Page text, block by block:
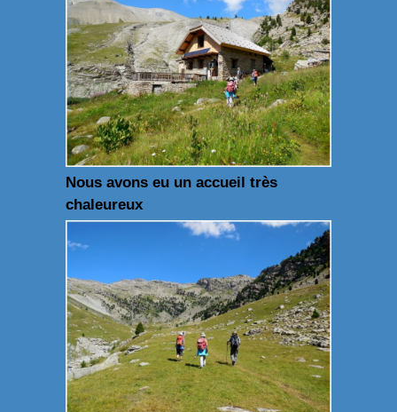
Nous avons eu un accueil très
chaleureux